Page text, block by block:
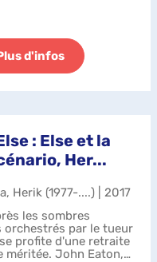
semaines de Noël,
d'infos
: Else et la
Her...
Herik (1977-....) | 2017
les sombres
orchestrés par le tueur
profite d'une retraite
méritée. John Eaton,